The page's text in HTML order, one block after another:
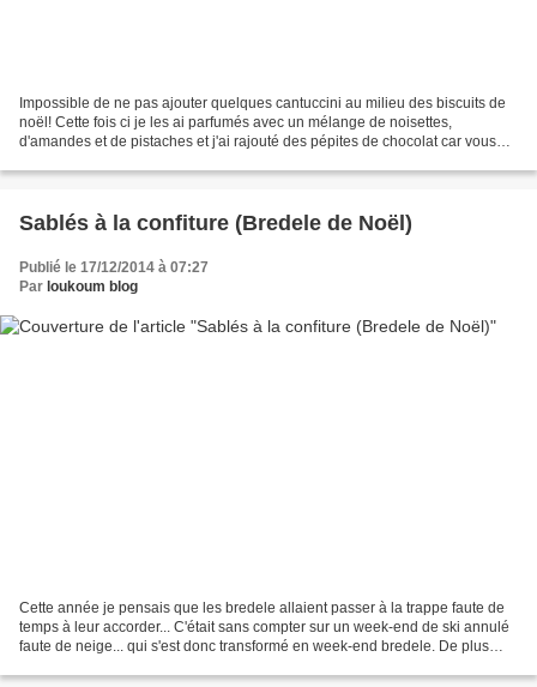
Impossible de ne pas ajouter quelques cantuccini au milieu des biscuits de
noël! Cette fois ci je les ai parfumés avec un mélange de noisettes,
d'amandes et de pistaches et j'ai rajouté des pépites de chocolat car vous
Sablés à la confiture (Bredele de Noël)
Publié le 17/12/2014 à 07:27
Par loukoum blog
Cette année je pensais que les bredele allaient passer à la trappe faute de
temps à leur accorder... C'était sans compter sur un week-end de ski annulé
faute de neige... qui s'est donc transformé en week-end bredele. De plus